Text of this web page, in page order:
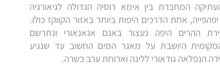
המחברת בין אימא רוסיה הגדולה לגיאורגיה
אחת הדרכים היפות ביותר באזור הקווקז כולו.
ההרים היפה נעצור באגם אנאנאורי ונתרשם
היושבת על מאגר המים החשוב עד שנגיע
הנפלאה גודאורי ללינה וארוחת ערב כשרה.